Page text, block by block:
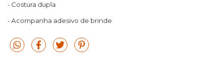
- Costura dupla
- Acompanha adesivo de brinde